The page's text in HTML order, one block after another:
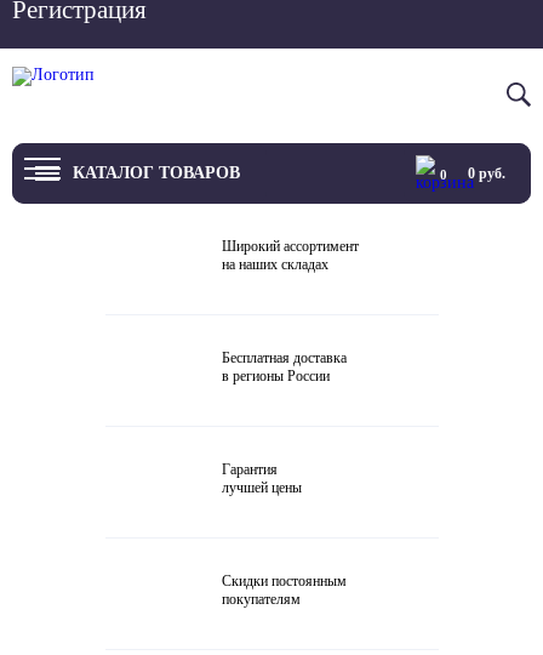
Регистрация
Вход
КАТАЛОГ ТОВАРОВ
Виниловые проигрыватели
Домашние кинотеатры
0 0руб.
Широкий ассортимент
на наших складах
Бесплатная доставка
в регионы России
Гарантия
лучшей цены
Скидки постоянным
покупателям